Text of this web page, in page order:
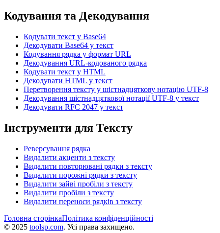
Кодування та Декодування
Кодувати текст у Base64
Декодувати Base64 у текст
Кодування рядка у формат URL
Декодування URL-кодованого рядка
Кодувати текст у HTML
Декодувати HTML у текст
Перетворення тексту у шістнадцяткову нотацію UTF-8
Декодування шістнадцяткової нотації UTF-8 у текст
Декодувати RFC 2047 у текст
Інструменти для Тексту
Реверсування рядка
Видалити акценти з тексту
Видалити повторювані рядки з тексту
Видалити порожні рядки з тексту
Видалити зайві пробіли з тексту
Видалити пробіли з тексту
Видалити переноси рядків з тексту
Головна сторінкаПолітика конфіденційності
© 2025 toolsp.com. Усі права захищено.